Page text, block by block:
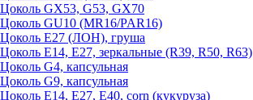
Цоколь GX53, G53, GX70
Цоколь GU10 (MR16/PAR16)
Цоколь Е27 (ЛОН), груша
Цоколь Е14, Е27, зеркальные (R39, R50, R63)
Цоколь G4, капсульная
Цоколь G9, капсульная
Цоколь Е14, Е27, Е40, corn (кукуруза)